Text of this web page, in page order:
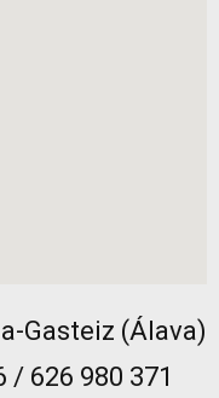
Gasteiz (Álava)
626 980 371